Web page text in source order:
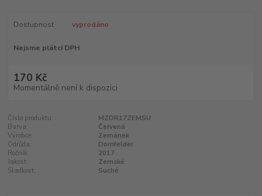
Dostupnost vyprodáno
Nejsme plátci DPH
170 Kč
Momentálně není k dispozici
Číslo produktu:
MZDR17ZEMSU
Barva:
Červená
Výrobce:
Zemánek
Odrůda:
Dornfelder
Ročník:
2017
Jakost:
Zemské
Sladkost:
Suché